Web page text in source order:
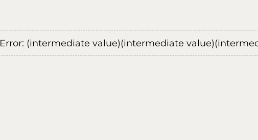
Error: (intermediate value)(intermediate